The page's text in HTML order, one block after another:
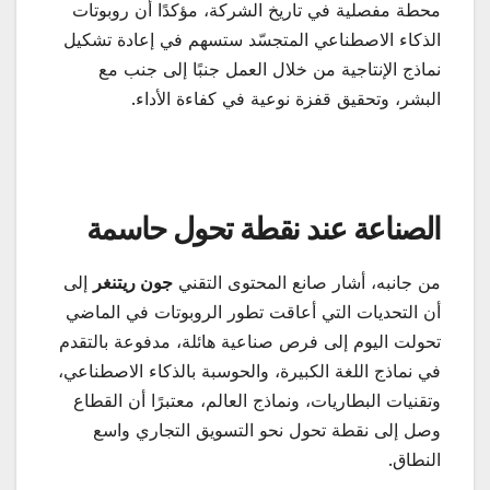
محطة مفصلية في تاريخ الشركة، مؤكدًا أن روبوتات
الذكاء الاصطناعي المتجسّد ستسهم في إعادة تشكيل
نماذج الإنتاجية من خلال العمل جنبًا إلى جنب مع
البشر، وتحقيق قفزة نوعية في كفاءة الأداء.
الصناعة عند نقطة تحول حاسمة
من جانبه، أشار صانع المحتوى التقني جون ريتنغر إلى
أن التحديات التي أعاقت تطور الروبوتات في الماضي
تحولت اليوم إلى فرص صناعية هائلة، مدفوعة بالتقدم
في نماذج اللغة الكبيرة، والحوسبة بالذكاء الاصطناعي،
وتقنيات البطاريات، ونماذج العالم، معتبرًا أن القطاع
وصل إلى نقطة تحول نحو التسويق التجاري واسع
النطاق.